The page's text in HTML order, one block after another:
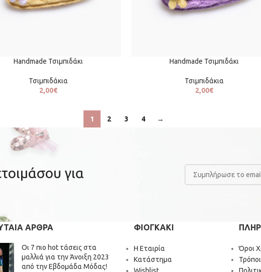
Handmade Τσιμπιδάκι
Τσιμπιδάκια
2,00€
Handmade Τσιμπιδάκι
Τσιμπιδάκια
2,00€
1 2 3 4 →
για
ΆΡΘΡΑ
Οι 7 πιο hot τάσεις στα
μαλλιά για την Άνοιξη 2023
από την Εβδομάδα Μόδας!
ΦΙΟΓΚΑΚΙ
Η Εταιρία
Κατάστημα
Wishlist
Όροι